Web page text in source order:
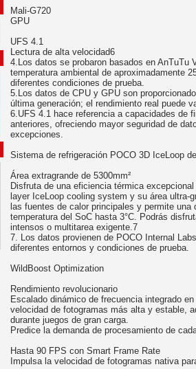
Mali-G720
GPU
UFS 4.1
Lectura de alta velocidad6
4.Los datos se probaron basados en AnTuTu
temperatura ambiental de aproximadamente
diferentes condiciones de prueba.
5.Los datos de CPU y GPU son
última generación; el rendimiento real puede
6.UFS 4.1 hace referencia a capacidades de
anteriores, ofreciendo mayor seguridad de
excepciones.
Sistema de refrigeración POCO 3D IceLoop
Área extragrande de 5300mm²
Disfruta de una eficiencia térmica
layer IceLoop cooling system y su área ultra-
las fuentes de calor principales y permite
temperatura del SoC hasta 3°C. Podrás
intensos o multitarea exigente.7
7. Los datos provienen de POCO Internal
diferentes entornos y condiciones de prueba.
WildBoost Optimization
Rendimiento revolucionario
Escalado dinámico de frecuencia integrado
velocidad de fotogramas más alta y estable,
durante juegos de gran carga.
Predice la demanda de procesamiento de
Hasta 90 FPS con Smart Frame Rate
Impulsa la velocidad de fotogramas nativa